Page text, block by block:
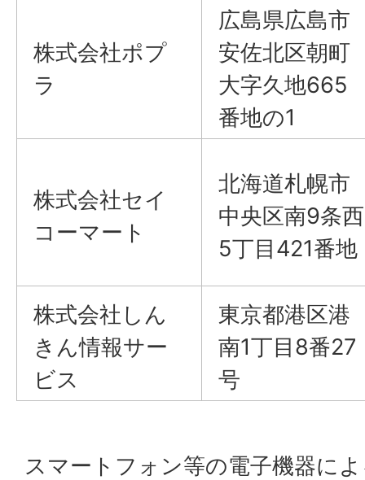
株式会社ポプ
ラ
広島県広島市
安佐北区朝町
大字久地665
番地の1
株式会社セイ
コーマート
北海道札幌市
中央区南9条西
5丁目421番地
株式会社しん
きん情報サー
ビス
東京都港区港
南1丁目8番27
号
スマートフォン等の電子機器に